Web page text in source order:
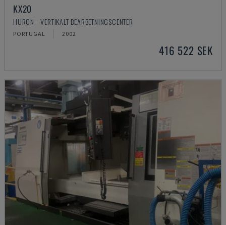
KX20
HURON - VERTIKALT BEARBETNINGSCENTER
PORTUGAL 2002
416 522 SEK